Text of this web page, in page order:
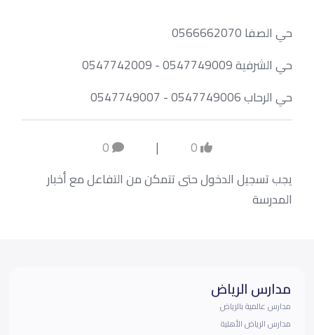
حي الصفا 0566662070
حي الشرفية 0547749009 - 0547742009
حي الرحاب 0547749006 - 0547749007
0
|
0
يجب تسجيل الدخول حتى تتمكن من التفاعل مع أخبار
المدرسة
مدارس الرياض
مدارس عالمية بالرياض
مدارس الرياض الأهلية